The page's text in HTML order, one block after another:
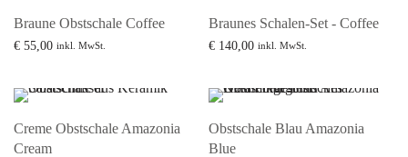
Braune Obstschale Coffee
€ 55,00 inkl. MwSt.
Braunes Schalen-Set - Coffee
€ 140,00 inkl. MwSt.
Creme Obstschale Amazonia
Cream
Obstschale Blau Amazonia
Blue